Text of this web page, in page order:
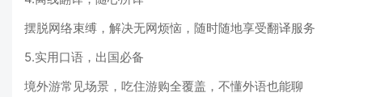
摆脱网络束缚，解决无网烦恼，随时随地享受翻译服务
5.实用口语，出国必备
境外游常见场景，吃住游购全覆盖，不懂外语也能聊